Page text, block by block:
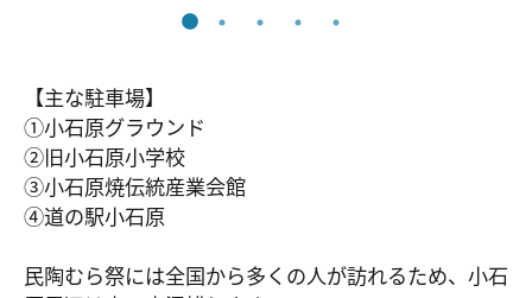
【主な駐車場】
①小石原グラウンド
②旧小石原小学校
③小石原焼伝統産業会館
④道の駅小石原
民陶むら祭には全国から多くの人が訪れるため、小石